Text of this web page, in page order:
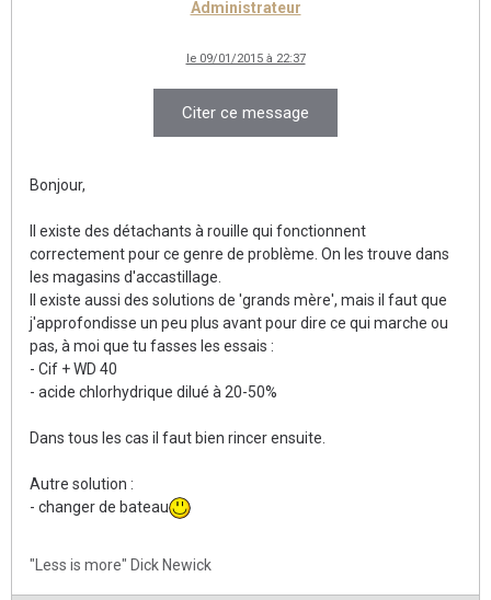
Administrateur
le 09/01/2015 à 22:37
Citer ce message
Bonjour,
Il existe des détachants à rouille qui fonctionnent
correctement pour ce genre de problème. On les trouve dans
les magasins d'accastillage.
Il existe aussi des solutions de 'grands mère', mais il faut que
j'approfondisse un peu plus avant pour dire ce qui marche ou
pas, à moi que tu fasses les essais :
- Cif + WD 40
- acide chlorhydrique dilué à 20-50%
Dans tous les cas il faut bien rincer ensuite.
Autre solution :
- changer de bateau
"Less is more" Dick Newick